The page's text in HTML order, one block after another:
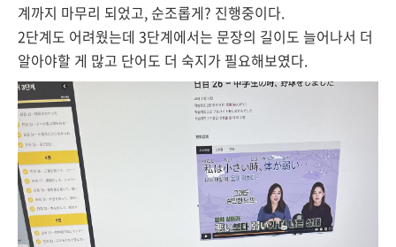
계까지 마무리 되었고, 순조롭게? 진행중이다.
2단계도 어려웠는데 3단계에서는 문장의 길이도 늘어나서 더
알아야할 게 많고 단어도 더 숙지가 필요해보였다.